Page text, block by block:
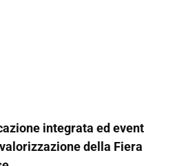
integrata ed event
della Fiera